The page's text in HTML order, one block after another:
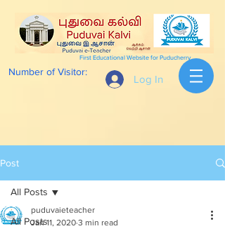
Log In
Number of Visitor:
First Educational Website for Puducherry
Post
All Posts
All Posts
puduvaieteacher
Jan 11, 2020 3 min read